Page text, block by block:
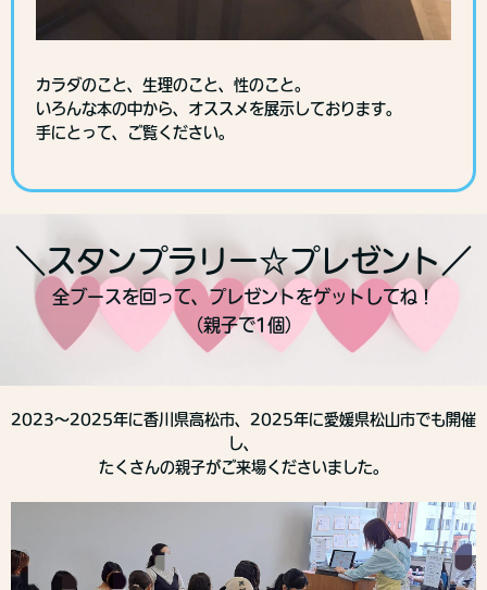
カラダのこと、生理のこと、性のこと。
いろんな本の中から、オススメを展示しております。
手にとって、ご覧ください。
＼スタンプラリー☆プレゼント／
全ブースを回って、プレゼントをゲットしてね！
（親子で1個）
2023～2025年に香川県高松市、2025年に愛媛県松山市でも開催
し、
たくさんの親子がご来場くださいました。